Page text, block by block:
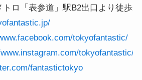
トロ「表参道」駅B2出口より徒
tokyofantastic/
tokyofantastic/
fantastictokyo